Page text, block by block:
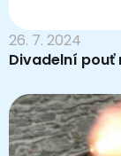
26. 7. 2024
Divadelní pouť